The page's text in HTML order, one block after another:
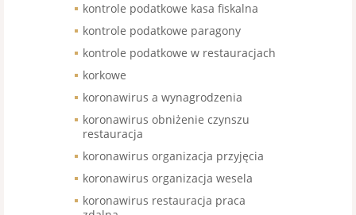
kontrole podatkowe kasa fiskalna
kontrole podatkowe paragony
kontrole podatkowe w restauracjach
korkowe
koronawirus a wynagrodzenia
koronawirus obniżenie czynszu
restauracja
koronawirus organizacja przyjęcia
koronawirus organizacja wesela
koronawirus restauracja praca